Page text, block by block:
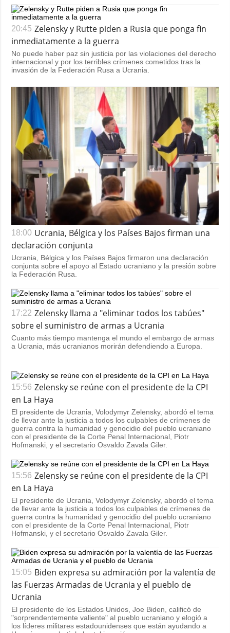
20:45 Zelensky y Rutte piden a Rusia que ponga fin
inmediatamente a la guerra
No puede haber paz sin justicia por las violaciones del derecho
internacional y por los terribles crímenes cometidos tras la
invasión de la Federación Rusa a Ucrania.
18:00 Ucrania, Bélgica y los Países Bajos firman una
declaración conjunta
Ucrania, Bélgica y los Países Bajos firmaron una declaración
conjunta sobre el apoyo al Estado ucraniano y la presión sobre
la Federación Rusa.
17:22 Zelensky llama a "eliminar todos los tabúes"
sobre el suministro de armas a Ucrania
Cuanto más tiempo mantenga el mundo el embargo de armas
a Ucrania, más ucranianos morirán defendiendo a Europa.
15:56 Zelensky se reúne con el presidente de la CPI
en La Haya
El presidente de Ucrania, Volodymyr Zelensky, abordó el tema
de llevar ante la justicia a todos los culpables de crímenes de
guerra contra la humanidad y genocidio del pueblo ucraniano
con el presidente de la Corte Penal Internacional, Piotr
Hofmanski, y el secretario Osvaldo Zavala Giler.
15:56 Zelensky se reúne con el presidente de la CPI
en La Haya
El presidente de Ucrania, Volodymyr Zelensky, abordó el tema
de llevar ante la justicia a todos los culpables de crímenes de
guerra contra la humanidad y genocidio del pueblo ucraniano
con el presidente de la Corte Penal Internacional, Piotr
Hofmanski, y el secretario Osvaldo Zavala Giler.
15:05 Biden expresa su admiración por la valentía de
las Fuerzas Armadas de Ucrania y el pueblo de
Ucrania
El presidente de los Estados Unidos, Joe Biden, calificó de
"sorprendentemente valiente" al pueblo ucraniano y elogió a
los líderes militares estadounidenses que están ayudando a